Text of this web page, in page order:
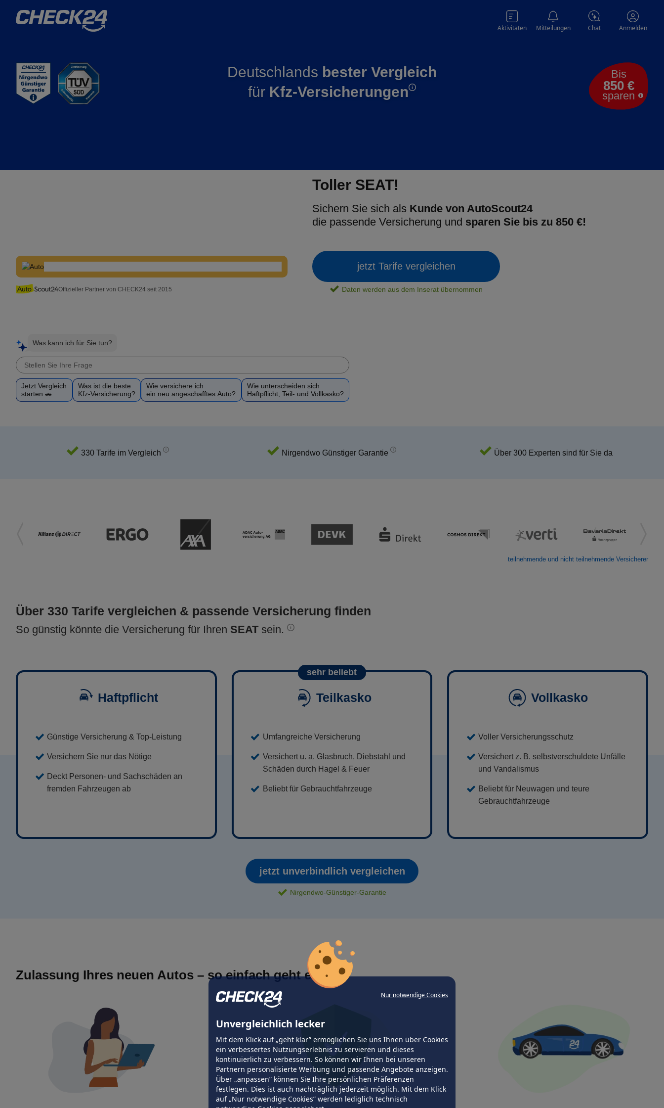
Nur notwendige Cookies
Unvergleichlich lecker
Mit dem Klick auf „geht klar” ermöglichen Sie uns Ihnen über Cookies
ein verbessertes Nutzungserlebnis zu servieren und dieses
kontinuierlich zu verbessern. So können wir Ihnen bei unseren
Partnern personalisierte Werbung und passende Angebote anzeigen.
Über „anpassen” können Sie Ihre persönlichen Präferenzen
festlegen. Dies ist auch nachträglich jederzeit möglich. Mit dem Klick
auf „Nur notwendige Cookies” werden lediglich technisch
Aktivitäten Mitteilungen Chat Anmelden
Deutschlands bester Vergleich
für Kfz-Versicherungen
Bis
850 €
sparen
Offizieller Partner von CHECK24 seit 2015
Toller SEAT!
Sichern Sie sich als Kunde von AutoScout24
die passende Versicherung und sparen Sie bis zu 850 €!
jetzt Tarife vergleichen
Daten werden aus dem Inserat übernommen
Was kann ich für Sie tun?
Jetzt Vergleich
starten 🚗
Was ist die beste
Kfz-Versicherung?
Wie versichere ich
ein neu angeschafftes Auto?
Wie unterscheiden sich
Haftpflicht, Teil- und Vollkasko?
330 Tarife im Vergleich Nirgendwo Günstiger Garantie Über 300 Experten sind für Sie da
teilnehmende und nicht teilnehmende Versicherer
Über 330 Tarife vergleichen & passende Versicherung finden
So günstig könnte die Versicherung für Ihren SEAT sein.
Haftpflicht
Günstige Versicherung & Top-Leistung
Versichern Sie nur das Nötige
Deckt Personen- und Sachschäden an
fremden Fahrzeugen ab
sehr beliebt
Teilkasko
Umfangreiche Versicherung
Versichert u. a. Glasbruch, Diebstahl und
Schäden durch Hagel & Feuer
Beliebt für Gebrauchtfahrzeuge
Vollkasko
Voller Versicherungsschutz
Versichert z. B. selbstverschuldete Unfälle
und Vandalismus
Beliebt für Neuwagen und teure
Gebrauchtfahrzeuge
jetzt unverbindlich vergleichen
Nirgendwo-Günstiger-Garantie
Zulassung Ihres neuen Autos – so einfach geht es